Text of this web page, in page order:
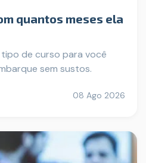
quantos meses ela
de curso para você
sem sustos.
08 Ago 2026